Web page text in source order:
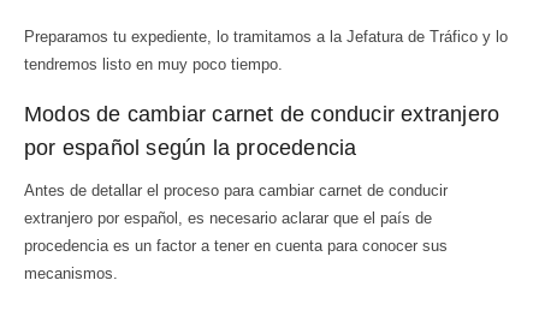
Preparamos tu expediente, lo tramitamos a la Jefatura de Tráfico y lo
tendremos listo en muy poco tiempo.
Modos de cambiar carnet de conducir extranjero
por español según la procedencia
Antes de detallar el proceso para cambiar carnet de conducir
extranjero por español, es necesario aclarar que el país de
procedencia es un factor a tener en cuenta para conocer sus
mecanismos.